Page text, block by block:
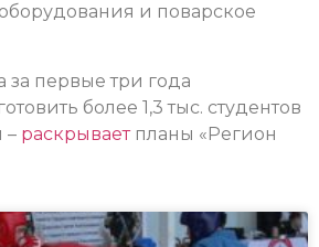
и поварское
за первые три года
более 1,3 тыс. студентов
– раскрываетпланы «Регион